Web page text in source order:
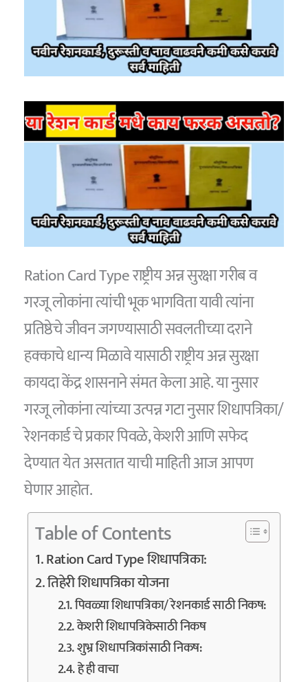
Ration Card Type राष्ट्रीय अन्न सुरक्षा गरीब व
गरजू लोकांना त्यांची भूक भागविता यावी त्यांना
प्रतिष्ठेचे जीवन जगण्यासाठी सवलतीच्या दराने
हक्काचे धान्य मिळावे यासाठी राष्ट्रीय अन्न सुरक्षा
कायदा केंद्र शासनाने संमत केला आहे. या नुसार
गरजू लोकांना त्यांच्या उत्पन्न गटा नुसार शिधापत्रिका/
रेशनकार्ड चे प्रकार पिवळे, केशरी आणि सफेद
देण्यात येत असतात याची माहिती आज आपण
घेणार आहोत.
Table of Contents
Ration Card Type शिधापत्रिका:
तिहेरी शिधापत्रिका योजना
पिवळ्या शिधापत्रिका/ रेशनकार्ड साठी निकष:
केशरी शिधापत्रिकेसाठी निकष
शुभ्र शिधापत्रिकांसाठी निकष:
हे ही वाचा